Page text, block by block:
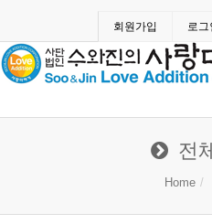
회원가입 로그
전
Home